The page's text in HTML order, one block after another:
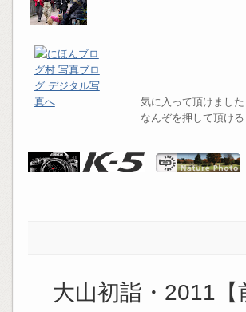
気に入って頂けまし
なんぞを押して頂ける
大山初詣・2011【